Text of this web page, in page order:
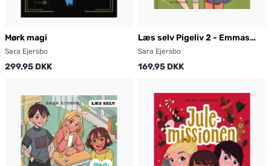
Mørk magi
Sara Ejersbo
299,95 DKK
Læs selv Pigeliv 2 - Emmas
hemmelighed
Sara Ejersbo
169,95 DKK